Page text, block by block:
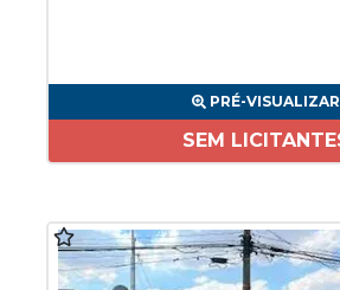
PRÉ-VISUALIZAR
SEM